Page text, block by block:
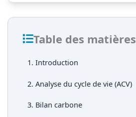
Table des matières
1. Introduction
2. Analyse du cycle de vie (ACV)
3. Bilan carbone